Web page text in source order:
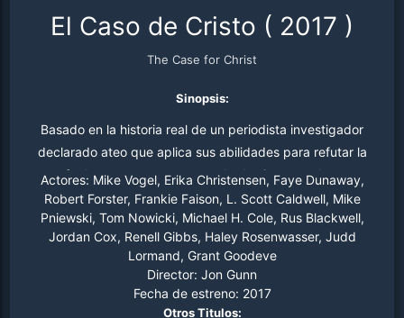
El Caso de Cristo ( 2017 )
The Case for Christ
Sinopsis:
Basado en la historia real de un periodista investigador
declarado ateo que aplica sus abilidades para refutar la
fe de su esposa... con resultados inesperados.
Actores: Mike Vogel, Erika Christensen, Faye Dunaway,
Robert Forster, Frankie Faison, L. Scott Caldwell, Mike
Pniewski, Tom Nowicki, Michael H. Cole, Rus Blackwell,
Jordan Cox, Renell Gibbs, Haley Rosenwasser, Judd
Lormand, Grant Goodeve
Director: Jon Gunn
Fecha de estreno: 2017
Otros Titulos: